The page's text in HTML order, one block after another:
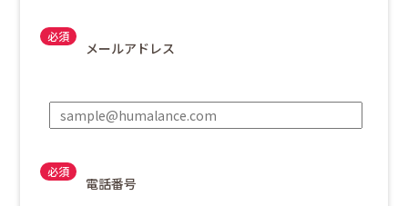
メールアドレス
電話番号